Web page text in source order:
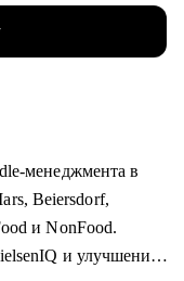
менеджмента в
Beiersdorf,
и NonFood.
и улучшения